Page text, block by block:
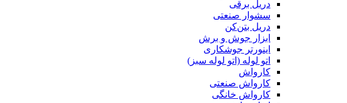
دریل برقی
سشوار صنعتی
دریل بتن‌کن
ابزار جوش و برش
اینورتر جوشکاری
اتو لوله (اتو لوله سبز)
کارواش
کارواش صنعتی
کارواش خانگی